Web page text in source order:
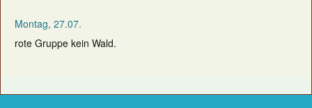
Montag, 27.07.
rote Gruppe kein Wald.